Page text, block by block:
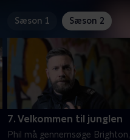
Sæson 1 Sæson 2
7. Velkommen til junglen
Phil må gennemsøge Brighton,